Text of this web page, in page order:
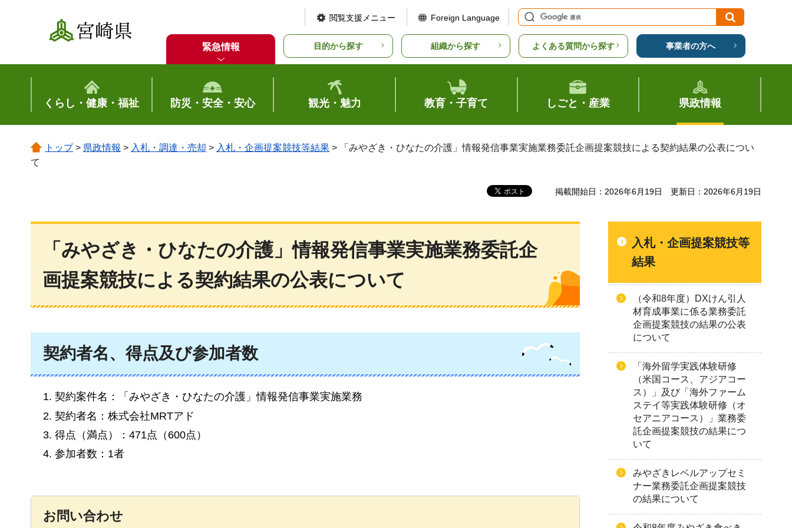
宮崎県
閲覧支援メニュー Foreign Language
緊急情報 目的から探す 組織から探す よくある質問から探す 事業者の方へ
くらし・健康・福祉 防災・安全・安心 観光・魅力 教育・子育て しごと・産業 県政情報
トップ> 県政情報 > 入札・調達・売却 > 入札・企画提案競技等結果 > 「みやざき・ひなたの介護」情報発信事業実施業務委託企画提案競技による契約結果の公表につい
て
掲載開始日：2026年6月19日 更新日：2026年6月19日
「みやざき・ひなたの介護」情報発信事業実施業務委託企
画提案競技による契約結果の公表について
契約者名、得点及び参加者数
契約案件名：「みやざき・ひなたの介護」情報発信事業実施業務
契約者名：株式会社MRTアド
得点（満点）：471点（600点）
参加者数：1者
お問い合わせ
入札・企画提案競技等
結果
（令和8年度）DXけん引人
材育成事業に係る業務委託
企画提案競技の結果の公表
について
「海外留学実践体験研修
（米国コース、アジアコー
ス）」及び「海外ファーム
ステイ等実践体験研修（オ
セアニアコース）」業務委
託企画提案競技の結果につ
いて
みやざきレベルアップセミ
ナー業務委託企画提案競技
の結果について